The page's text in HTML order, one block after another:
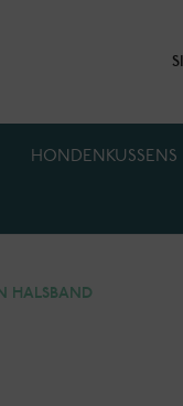
HONDENKUSSENS
HALSBAND